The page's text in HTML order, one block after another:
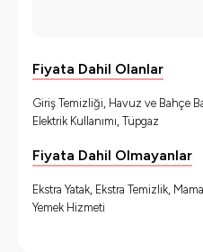
Fiyata Dahil Olanlar
Giriş Temizliği, Havuz ve Bahçe
Elektrik Kullanımı, Tüpgaz
Fiyata Dahil Olmayanlar
Ekstra Yatak, Ekstra Temizlik,
Yemek Hizmeti